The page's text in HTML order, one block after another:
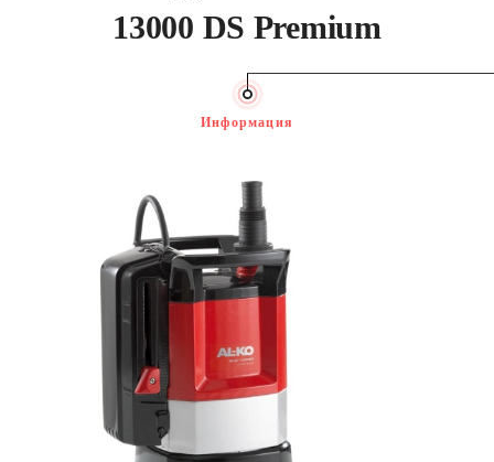
13000 DS Premium
Информация